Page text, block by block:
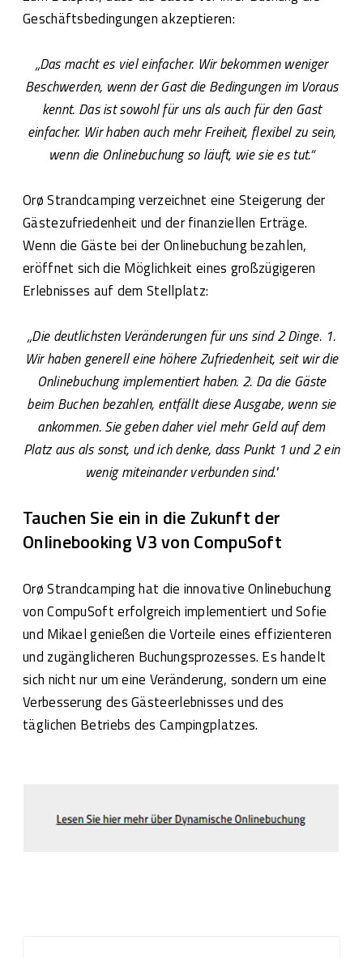
Geschäftsbedingungen akzeptieren:
„Das macht es viel einfacher. Wir bekommen weniger
Beschwerden, wenn der Gast die Bedingungen im Voraus
kennt. Das ist sowohl für uns als auch für den Gast
einfacher. Wir haben auch mehr Freiheit, flexibel zu sein,
wenn die Onlinebuchung so läuft, wie sie es tut.“
Orø Strandcamping verzeichnet eine Steigerung der
Gästezufriedenheit und der finanziellen Erträge.
Wenn die Gäste bei der Onlinebuchung bezahlen,
eröffnet sich die Möglichkeit eines großzügigeren
Erlebnisses auf dem Stellplatz:
„Die deutlichsten Veränderungen für uns sind 2 Dinge. 1.
Wir haben generell eine höhere Zufriedenheit, seit wir die
Onlinebuchung implementiert haben. 2. Da die Gäste
beim Buchen bezahlen, entfällt diese Ausgabe, wenn sie
ankommen. Sie geben daher viel mehr Geld auf dem
Platz aus als sonst, und ich denke, dass Punkt 1 und 2 ein
wenig miteinander verbunden sind."
Tauchen Sie ein in die Zukunft der
Onlinebooking V3 von CompuSoft
Orø Strandcamping hat die innovative Onlinebuchung
von CompuSoft erfolgreich implementiert und Sofie
und Mikael genießen die Vorteile eines effizienteren
und zugänglicheren Buchungsprozesses. Es handelt
sich nicht nur um eine Veränderung, sondern um eine
Verbesserung des Gästeerlebnisses und des
täglichen Betriebs des Campingplatzes.